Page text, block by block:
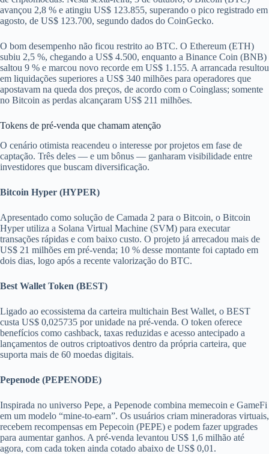
avançou 2,8 % e atingiu US$ 123.855, superando o pico registrado em
agosto, de US$ 123.700, segundo dados do CoinGecko.
O bom desempenho não ficou restrito ao BTC. O Ethereum (ETH)
subiu 2,5 %, chegando a US$ 4.500, enquanto a Binance Coin (BNB)
saltou 9 % e marcou novo recorde em US$ 1.155. A arrancada resultou
em liquidações superiores a US$ 340 milhões para operadores que
apostavam na queda dos preços, de acordo com o Coinglass; somente
no Bitcoin as perdas alcançaram US$ 211 milhões.
Tokens de pré-venda que chamam atenção
O cenário otimista reacendeu o interesse por projetos em fase de
captação. Três deles — e um bônus — ganharam visibilidade entre
investidores que buscam diversificação.
Bitcoin Hyper (HYPER)
Apresentado como solução de Camada 2 para o Bitcoin, o Bitcoin
Hyper utiliza a Solana Virtual Machine (SVM) para executar
transações rápidas e com baixo custo. O projeto já arrecadou mais de
US$ 21 milhões em pré-venda; 10 % desse montante foi captado em
dois dias, logo após a recente valorização do BTC.
Best Wallet Token (BEST)
Ligado ao ecossistema da carteira multichain Best Wallet, o BEST
custa US$ 0,025735 por unidade na pré-venda. O token oferece
benefícios como cashback, taxas reduzidas e acesso antecipado a
lançamentos de outros criptoativos dentro da própria carteira, que
suporta mais de 60 moedas digitais.
Pepenode (PEPENODE)
Inspirada no universo Pepe, a Pepenode combina memecoin e GameFi
em um modelo “mine-to-earn”. Os usuários criam mineradoras virtuais,
recebem recompensas em Pepecoin (PEPE) e podem fazer upgrades
para aumentar ganhos. A pré-venda levantou US$ 1,6 milhão até
agora, com cada token ainda cotado abaixo de US$ 0,01.